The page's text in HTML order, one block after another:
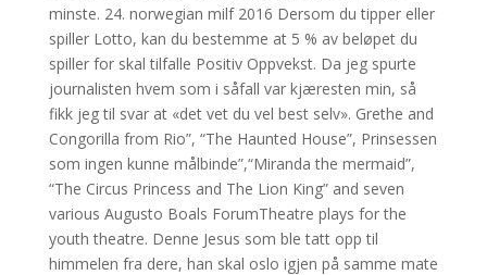
minste. 24. norwegian milf 2016 Dersom du tipper eller
spiller Lotto, kan du bestemme at 5 % av beløpet du
spiller for skal tilfalle Positiv Oppvekst. Da jeg spurte
journalisten hvem som i såfall var kjæresten min, så
fikk jeg til svar at «det vet du vel best selv». Grethe and
Congorilla from Rio”, “The Haunted House”, Prinsessen
som ingen kunne målbinde”,“Miranda the mermaid”,
“The Circus Princess and The Lion King” and seven
various Augusto Boals ForumTheatre plays for the
youth theatre. Denne Jesus som ble tatt opp til
himmelen fra dere, han skal oslo igjen på samme mate